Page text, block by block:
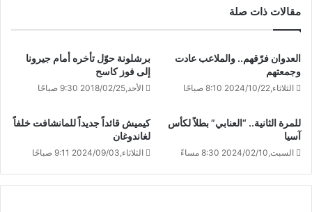
مقالات ذات صلة
العدوان فرّقهم.. والملاعب عادت
وجمعتهم
الثلاثاء,2024/10/22 8:10 صباحًا
برشلونة حوّل تأخره أمام جيرونا
إلى فوز كاسح
الأحد,2018/02/25 9:30 صباحًا
للمرة الثانية.. “العنابي” بطلاً لكأس
آسيا
السبت,2024/02/10 8:30 مساءً
كيميش قائداً جديداً للمانشافت خلفاً
لغاندوغان
الثلاثاء,2024/09/03 9:11 صباحًا